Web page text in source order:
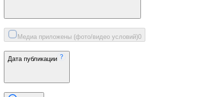
Медиа приложены (фото/видео условий)0
Дата публикации